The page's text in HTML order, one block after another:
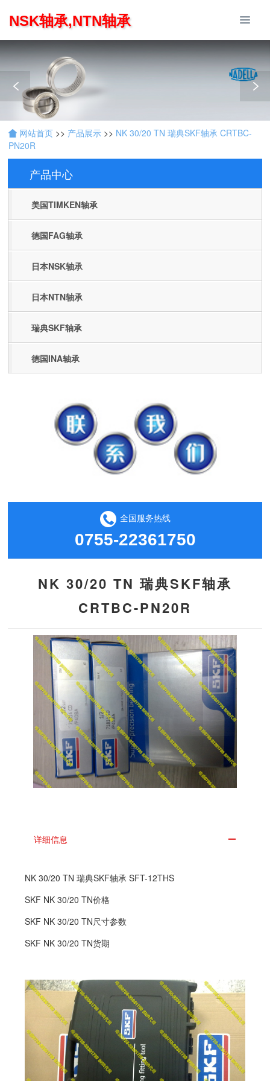
NSK轴承,NTN轴承
网站首页 >> 产品展示 >> NK 30/20 TN 瑞典SKF轴承 CRTBC-
PN20R
产品中心
Products
美国TIMKEN轴承
德国FAG轴承
日本NSK轴承
日本NTN轴承
瑞典SKF轴承
德国INA轴承
全国服务热线
0755-22361750
NK 30/20 TN 瑞典SKF轴承
CRTBC-PN20R
详细信息
NK 30/20 TN 瑞典SKF轴承 SFT-12THS
SKF NK 30/20 TN价格
SKF NK 30/20 TN尺寸参数
SKF NK 30/20 TN货期